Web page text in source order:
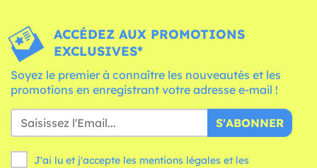
ACCÉDEZ AUX PROMOTIONS
EXCLUSIVES*
Soyez le premier à connaître les nouveautés et les
promotions en enregistrant votre adresse e-mail !
S'ABONNER
J'ai lu et j'accepte les mentions légales et les